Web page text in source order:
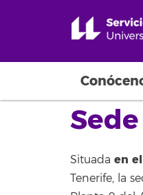
Situada en
Tenerife, la